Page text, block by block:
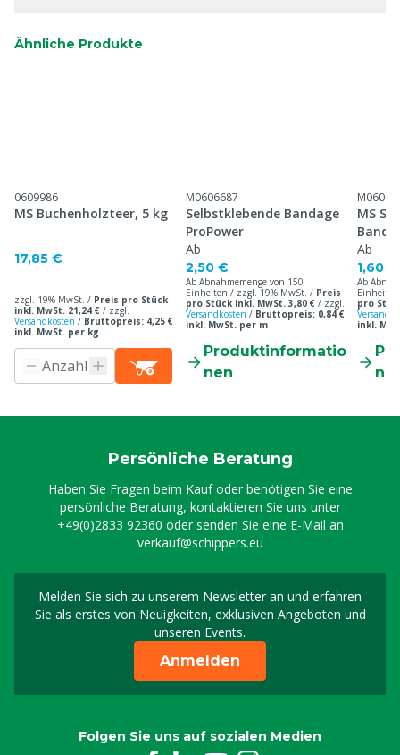
Ähnliche Produkte
0609986
MS Buchenholzteer, 5 kg
17,85 €
zzgl. 19% MwSt. / Preis pro Stück
inkl. MwSt. 21,24 € / zzgl.
Versandkosten / Bruttopreis: 4,25 €
inkl. MwSt. per kg
M0606687
Selbstklebende Bandage
ProPower
Ab
2,50 €
Ab Abnahmemenge von 150
Einheiten / zzgl. 19% MwSt. / Preis
pro Stück inkl. MwSt. 3,80 € / zzgl.
Versandkosten / Bruttopreis: 0,84 €
inkl. MwSt. per m
Produktinformatio
nen
MS
Ab
1,60 €
Ab
pro
inkl.
Persönliche Beratung
Haben Sie Fragen beim Kauf oder benötigen Sie eine
persönliche Beratung, kontaktieren Sie uns unter
+49(0)2833 92360 oder senden Sie eine E-Mail an
verkauf@schippers.eu
Melden Sie sich zu unserem Newsletter an und erfahren
Sie als erstes von Neuigkeiten, exklusiven Angeboten und
unseren Events.
Melden Sie sich für
Anmelden
Folgen Sie uns auf sozialen Medien